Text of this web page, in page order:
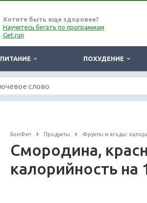
Хотите быть еще здоровее?
Научитесь бегать по программам
Get.run
ПИТАНИЕ ПОХУДЕНИЕ
БонФит Продукты Фрукты и ягоды:
Смородина,
калорийность на